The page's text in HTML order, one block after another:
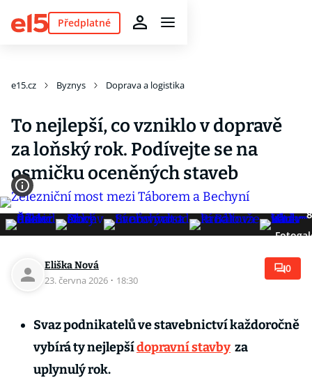
Předplatné
e15.cz Byznys Doprava a logistika
To nejlepší, co vzniklo v dopravě
za loňský rok. Podívejte se na
osmičku oceněných staveb
8
Eliška Nová
23. června 2026 · 18:30
0
Svaz podnikatelů ve stavebnictví každoročně
vybírá ty nejlepšídopravní stavby za
uplynulý rok.